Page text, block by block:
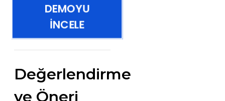
DEMOYU
İNCELE
Değerlendirme
ve Öneri